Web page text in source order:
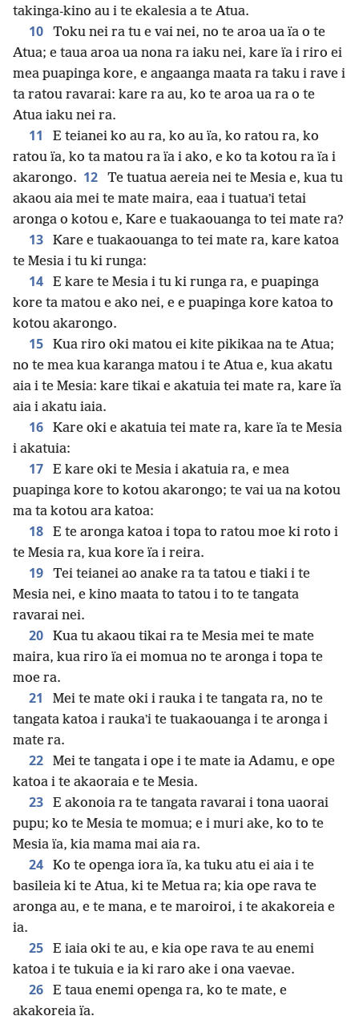
takinga-kino au i te ekalesia a te Atua.
10
Toku nei ra tu e vai nei, no te aroa ua ïa o te
Atua; e taua aroa ua nona ra iaku nei, kare ïa i riro ei
mea puapinga kore, e angaanga maata ra taku i rave i
ta ratou ravarai: kare ra au, ko te aroa ua ra o te
Atua iaku nei ra.
11
E teianei ko au ra, ko au ïa, ko ratou ra, ko
ratou ïa, ko ta matou ra ïa i ako, e ko ta kotou ra ïa i
akarongo. 12
Te tuatua aereia nei te Mesia e, kua tu
akaou aia mei te mate maira, eaa i tuatuaʼi tetai
aronga o kotou e, Kare e tuakaouanga to tei mate ra?
13
Kare e tuakaouanga to tei mate ra, kare katoa
te Mesia i tu ki runga:
14
E kare te Mesia i tu ki runga ra, e puapinga
kore ta matou e ako nei, e e puapinga kore katoa to
kotou akarongo.
15
Kua riro oki matou ei kite pikikaa na te Atua;
no te mea kua karanga matou i te Atua e, kua akatu
aia i te Mesia: kare tikai e akatuia tei mate ra, kare ïa
aia i akatu iaia.
16
Kare oki e akatuia tei mate ra, kare ïa te Mesia
i akatuia:
17
E kare oki te Mesia i akatuia ra, e mea
puapinga kore to kotou akarongo; te vai ua na kotou
ma ta kotou ara katoa:
18
E te aronga katoa i topa to ratou moe ki roto i
te Mesia ra, kua kore ïa i reira.
19
Tei teianei ao anake ra ta tatou e tiaki i te
Mesia nei, e kino maata to tatou i to te tangata
ravarai nei.
20
Kua tu akaou tikai ra te Mesia mei te mate
maira, kua riro ïa ei momua no te aronga i topa te
moe ra.
21
Mei te mate oki i rauka i te tangata ra, no te
tangata katoa i raukaʼi te tuakaouanga i te aronga i
mate ra.
22
Mei te tangata i ope i te mate ia Adamu, e ope
katoa i te akaoraia e te Mesia.
23
E akonoia ra te tangata ravarai i tona uaorai
pupu; ko te Mesia te momua; e i muri ake, ko to te
Mesia ïa, kia mama mai aia ra.
24
Ko te openga iora ïa, ka tuku atu ei aia i te
basileia ki te Atua, ki te Metua ra; kia ope rava te
aronga au, e te mana, e te maroiroi, i te akakoreia e
ia.
25
E iaia oki te au, e kia ope rava te au enemi
katoa i te tukuia e ia ki raro ake i ona vaevae.
26
E taua enemi openga ra, ko te mate, e
akakoreia ïa.